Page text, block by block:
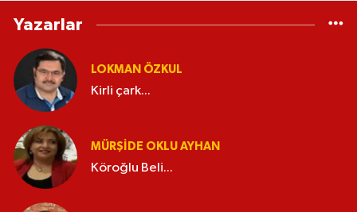
Yazarlar
LOKMAN ÖZKUL
Kirli çark...
MÜRŞIDE OKLU AYHAN
Köroğlu Beli...